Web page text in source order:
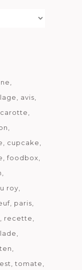
avis
carotte
cupcake
foodbox
roy
paris
recette
tomate